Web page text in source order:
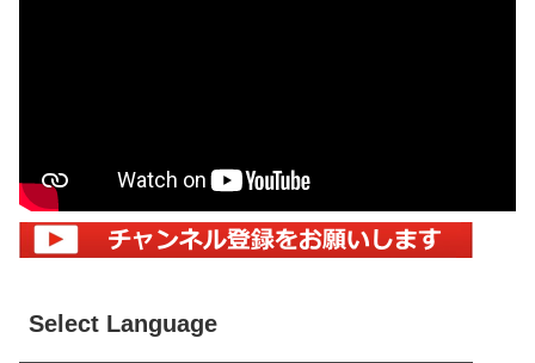
Select Language